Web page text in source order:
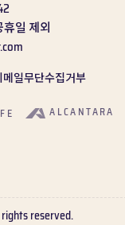
휴일 제외
메일무단수집거부
ALCANTARA
rights reserved.